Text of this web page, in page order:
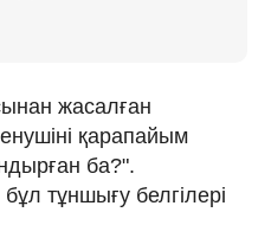
жасалған
қарапайым
ба?".
тұншығу белгілері